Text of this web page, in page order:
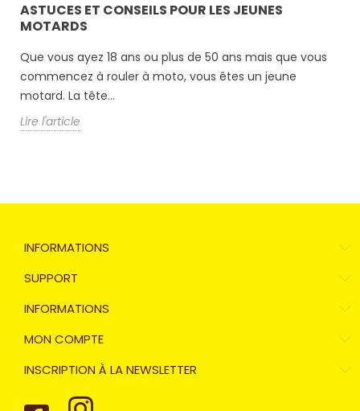
ASTUCES ET CONSEILS POUR LES JEUNES
MOTARDS
Que vous ayez 18 ans ou plus de 50 ans mais que vous
commencez à rouler à moto, vous êtes un jeune
motard. La tête...
Lire l'article
INFORMATIONS
SUPPORT
INFORMATIONS
MON COMPTE
INSCRIPTION À LA NEWSLETTER